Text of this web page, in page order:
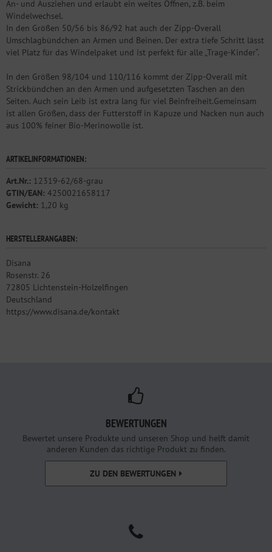
An- und Ausziehen und erlaubt ein weites Öffnen, z.B. beim
Windelwechsel.
In den Größen 50/56 bis 86/92 hat auch der Zipp-Overall
Umschlagbündchen an Armen und Beinen. Der extra tiefe Schritt lässt
viel Platz für das Windelpaket und ist perfekt für alle „Trage-Kinder“.
In den Größen 98/104 und 110/116 kommt der Zipp-Overall mit
Strickbündchen an den Armen und aufgesetzten Taschen an den
Seiten. Auch sein Leib ist extra lang für viel Beinfreiheit.Gemeinsam
ist allen Größen, dass der Futterstoff in Kapuze und Nacken nun auch
aus 100% feiner Bio-Merinowolle ist.
ARTIKELINFORMATIONEN:
Art.Nr.: 12319-62/68-grau
GTIN/EAN: 4250021658117
Gewicht: 1,20 kg
HERSTELLERANGABEN:
Disana
Rosenstr. 26
72805 Lichtenstein-Holzelfingen
Deutschland
https://www.disana.de/kontakt
BEWERTUNGEN
Bewertet unsere Produkte und unseren Shop und helft damit
anderen Kunden das richtige Produkt zu finden.
ZU DEN BEWERTUNGEN